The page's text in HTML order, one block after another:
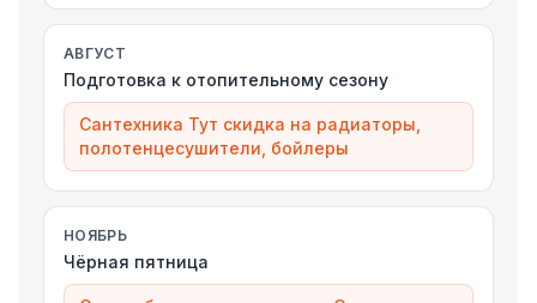
АВГУСТ
Подготовка к отопительному сезону
Сантехника Тут скидка на радиаторы,
полотенцесушители, бойлеры
НОЯБРЬ
Чёрная пятница